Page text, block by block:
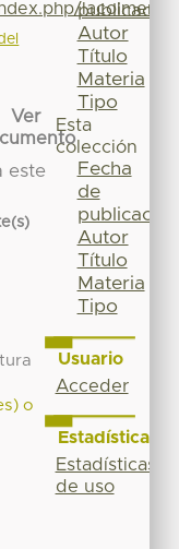
Ver
este
o
publicación
Autor
Título
Materia
Tipo
Esta
colección
Fecha
de
publicación
Autor
Título
Materia
Tipo
Usuario
Acceder
Estadísticas
Estadísticas
de uso